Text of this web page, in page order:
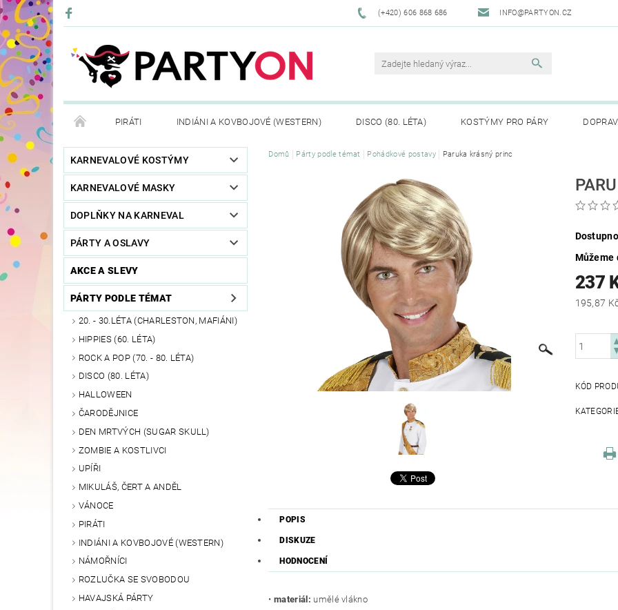
(+420) 606 868 686 INFO@PARTYON.CZ
PIRÁTI INDIÁNI A KOVBOJOVÉ (WESTERN) DISCO (80. LÉTA) KOSTÝMY PRO PÁRY
KONTAKTY OBCHODNÍ PODMÍNKY VRÁCENÍ ZBOŽÍ REKLAMACE
KARNEVALOVÉ KOSTÝMY
KARNEVALOVÉ MASKY
DOPLŇKY NA KARNEVAL
PÁRTY A OSLAVY
AKCE A SLEVY
PÁRTY PODLE TÉMAT
20. - 30.LÉTA (CHARLESTON, MAFIÁNI)
HIPPIES (60. LÉTA)
ROCK A POP (70. - 80. LÉTA)
DISCO (80. LÉTA)
HALLOWEEN
ČARODĚJNICE
DEN MRTVÝCH (SUGAR SKULL)
ZOMBIE A KOSTLIVCI
UPÍŘI
MIKULÁŠ, ČERT A ANDĚL
VÁNOCE
PIRÁTI
INDIÁNI A KOVBOJOVÉ (WESTERN)
NÁMOŘNÍCI
ROZLUČKA SE SVOBODOU
HAVAJSKÁ PÁRTY
Domů Párty podle témat Pohádkové postavy Paruka krásný princ
Můžeme
237
KÓD
POPIS
DISKUZE
HODNOCENÍ
•materiál: umělé vlákno